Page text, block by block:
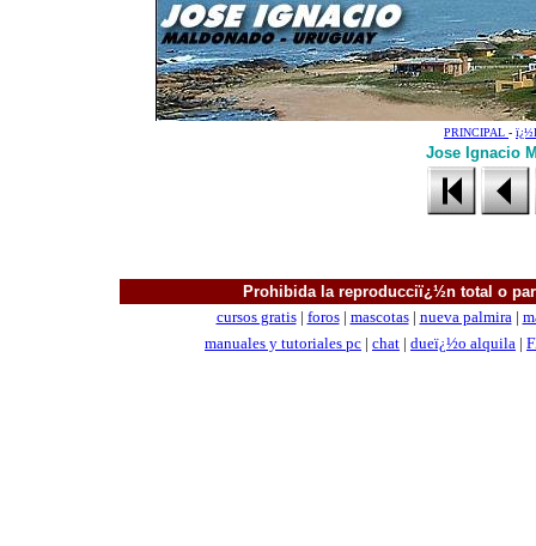
PRINCIPAL -
Jose Ignacio
Prohibida la reproducciï¿½n total o
cursos gratis| foros| mascotas| nueva palmira|
manuales y tutoriales pc | chat | dueï¿½o alquila |